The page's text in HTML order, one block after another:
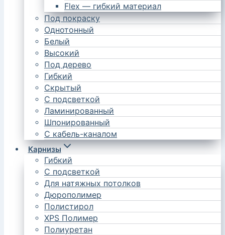
Flex — гибкий материал
Под покраску
Однотонный
Белый
Высокий
Под дерево
Гибкий
Скрытый
С подсветкой
Ламинированный
Шпонированный
С кабель-каналом
Карнизы
Гибкий
С подсветкой
Для натяжных потолков
Дюрополимер
Полистирол
XPS Полимер
Полиуретан